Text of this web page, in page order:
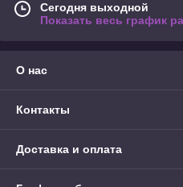
Сегодня выходной
Показать весь график
О нас
Контакты
Доставка и оплата